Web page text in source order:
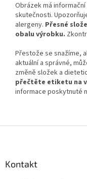
Obrázek má
skutečnosti.
alergeny. Přesné
obalu výrobku.
Přestože se snažíme,
aktuální a správné,
změně složek a
přečtěte etiketu na
informace poskytnuté
Kontakt